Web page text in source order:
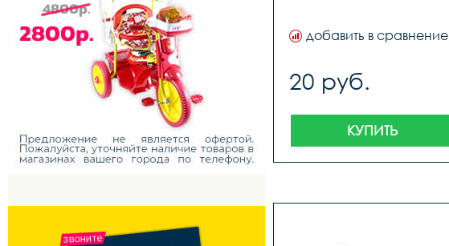
добавить в сравнение
20 руб.
КУПИТЬ